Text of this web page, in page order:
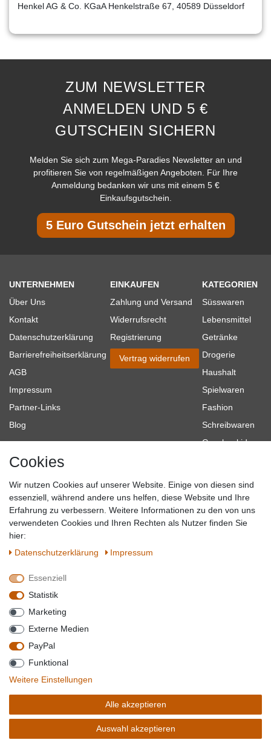
Henkel AG & Co. KGaA Henkelstraße 67, 40589 Düsseldorf
ZUM NEWSLETTER
ANMELDEN UND 5 €
GUTSCHEIN SICHERN
Melden Sie sich zum Mega-Paradies Newsletter an und
profitieren Sie von regelmäßigen Angeboten. Für Ihre
Anmeldung bedanken wir uns mit einem 5 €
Einkaufsgutschein.
5 Euro Gutschein jetzt erhalten
UNTERNEHMEN
Über Uns
Kontakt
Datenschutzerklärung
Barrierefreiheitserklärung
AGB
Impressum
Partner-Links
Blog
EINKAUFEN
Zahlung und Versand
Widerrufsrecht
Registrierung
Vertrag widerrufen
KATEGORIEN
Süsswaren
Lebensmittel
Getränke
Drogerie
Haushalt
Spielwaren
Fashion
Schreibwaren
Geschenkideen
Topmarken
SICHER EINKAUFEN
QUALITÄT
BESUCHEN SIE UNS AUF
WIR AKZEPTIEREN
*Alle Preise verstehen sich inkl. MwSt. zzgl. Versandkosten. **Gilt für Lieferungen
innerhalb deutschlands, Lieferzeiten für andere Länder entnehmen Sie bitte der
Schaltfäche mit denVersandinformationen. *** Bei den ausgewiesenen Versandkosten
handelt es sich um die StandardVersandkostenfür Deutschland, diese ändern sich je
nach Auswahl Ihres Lieferlandes.
Copyright 2020 © Mega-Paradies GmbH | Alle Rechte vorbehalten.
Cookies
Wir nutzen Cookies auf unserer Website. Einige von diesen sind
essenziell, während andere uns helfen, diese Website und Ihre
Erfahrung zu verbessern. Weitere Informationen zu den von uns
verwendeten Cookies und Ihren Rechten als Nutzer finden Sie
hier:
Daten­schutz­erklärung
Impressum
Essenziell
Statistik
Marketing
Externe Medien
PayPal
Funktional
Weitere Einstellungen
Alle akzeptieren
Auswahl akzeptieren